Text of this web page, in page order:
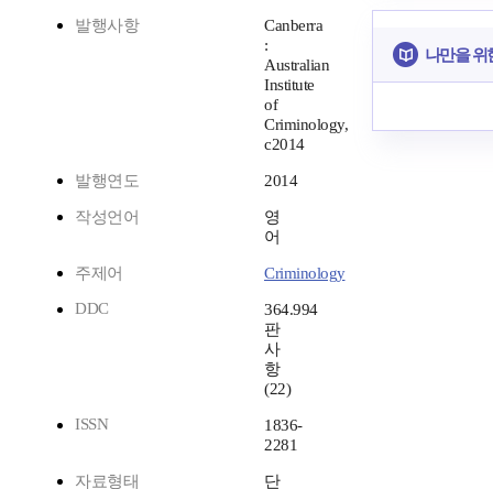
발행사항
Canberra
:
Australian
Institute
of
Criminology,
c2014
발행연도 2014
작성언어
영
어
주제어
Criminology
DDC
364.994
판
사
항
(22)
ISSN
1836-
2281
자료형태 단
나만을 위